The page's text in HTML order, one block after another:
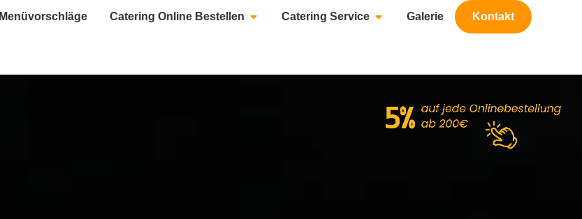
Menüvorschläge Catering Online Bestellen Catering Service Galerie Kontakt